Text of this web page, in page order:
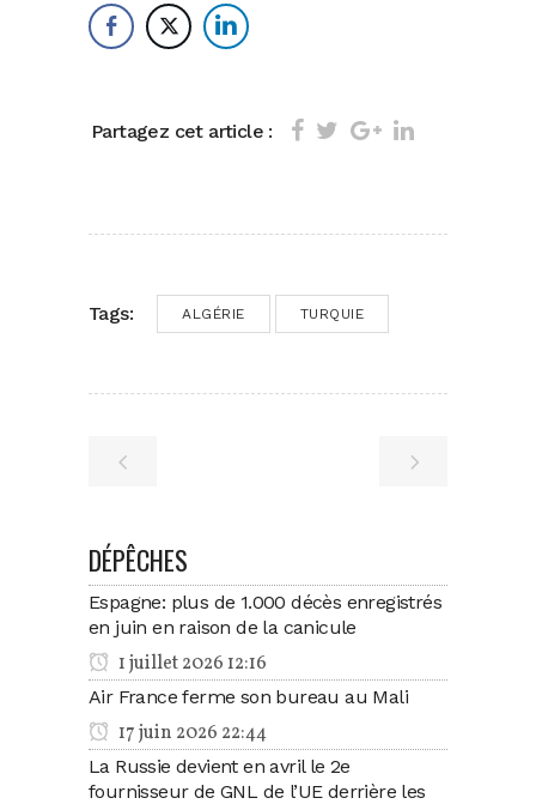
Partagez cet article :
Tags: ALGÉRIE TURQUIE
DÉPÊCHES
Espagne: plus de 1.000 décès enregistrés
en juin en raison de la canicule
1 juillet 2026 12:16
Air France ferme son bureau au Mali
17 juin 2026 22:44
La Russie devient en avril le 2e
fournisseur de GNL de l’UE derrière les